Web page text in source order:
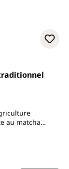
au matcha